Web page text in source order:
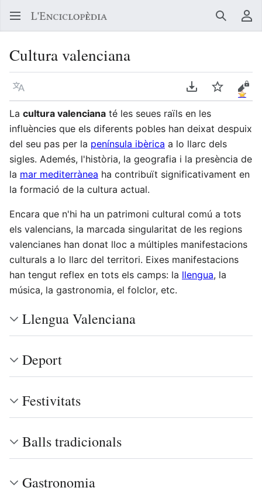
Buscar
Cultura valenciana
Llegir en un atre idioma Descarregar en
Vigilar
La cultura valenciana té les seues raïls en les
influències que els diferents pobles han deixat despuix
del seu pas per la península ibèrica a lo llarc dels
sigles. Ademés, l'història, la geografia i la presència de
la mar mediterrànea ha contribuït significativament en
la formació de la cultura actual.
Encara que n'hi ha un patrimoni cultural comú a tots
els valencians, la marcada singularitat de les regions
valencianes han donat lloc a múltiples manifestacions
culturals a lo llarc del territori. Eixes manifestacions
han tengut reflex en tots els camps: la llengua, la
música, la gastronomia, el folclor, etc.
Llengua Valenciana
Deport
Festivitats
Balls tradicionals
Gastronomia